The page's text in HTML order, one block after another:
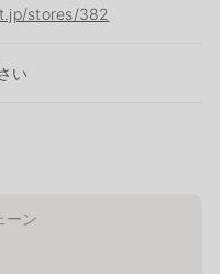
stores/382
い
ーン